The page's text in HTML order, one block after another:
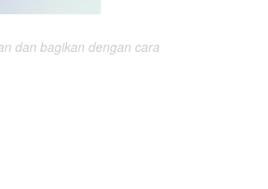
dan bagikan dengan cara